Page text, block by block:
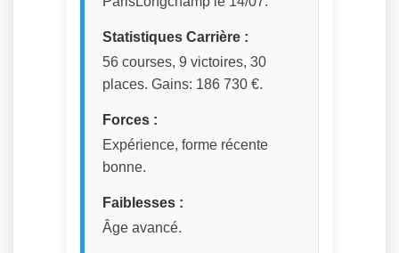
Statistiques Carrière :
56 courses, 9 victoires, 30
places. Gains: 186 730 €.
Forces :
Expérience, forme récente
bonne.
Faiblesses :
Âge avancé.